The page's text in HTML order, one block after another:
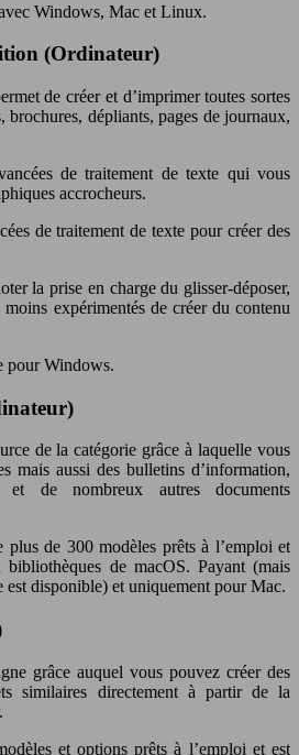
Windows, Mac et Linux.
(Ordinateur)
de créer et d’imprimer toutes sortes
brochures, dépliants, pages de journaux,
de traitement de texte qui vous
accrocheurs.
de traitement de texte pour créer des
la prise en charge du glisser-déposer,
expérimentés de créer du contenu
pour Windows.
de la catégorie grâce à laquelle vous
mais aussi des bulletins d’information,
de nombreux autres documents
plus de 300 modèles prêts à l’emploi et
bibliothèques de macOS. Payant (mais
est disponible) et uniquement pour Mac.
grâce auquel vous pouvez créer des
similaires directement à partir de la
et options prêts à l’emploi et est